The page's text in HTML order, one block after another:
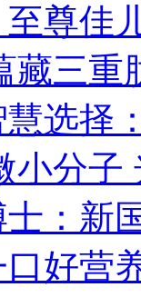
尊佳
藏三
选择
小分子
：新
好营